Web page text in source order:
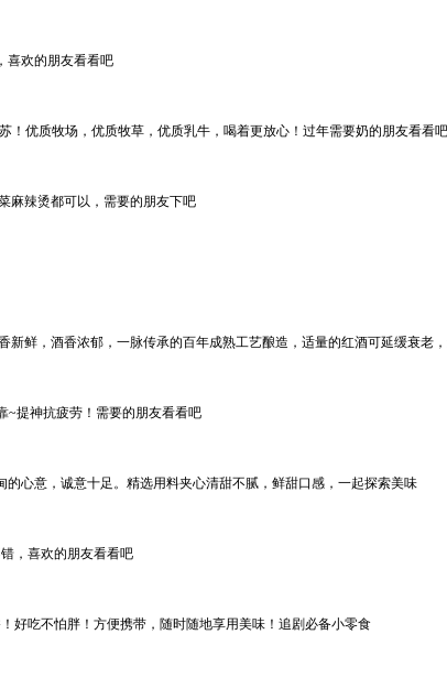
喜欢的朋友看看吧
！优质牧场，优质牧草，优质乳牛，喝着更放心！过年需要奶的朋友看看吧
麻辣烫都可以，需要的朋友下吧
鲜，酒香浓郁，一脉传承的百年成熟工艺酿造，适量的红酒可延缓衰老
~提神抗疲劳！需要的朋友看看吧
心意，诚意十足。精选用料夹心清甜不腻，鲜甜口感，一起探索美味
，喜欢的朋友看看吧
好吃不怕胖！方便携带，随时随地享用美味！追剧必备小零食